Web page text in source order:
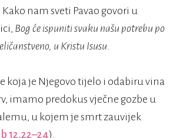
nam sveti Pavao govori u
Bog će ispuniti svaku našu potrebu po
u Kristu Isusu.
koja je Njegovo tijelo i odabiru vina
imamo predokus vječne gozbe u
u kojem je smrt zauvijek
12,22–24).